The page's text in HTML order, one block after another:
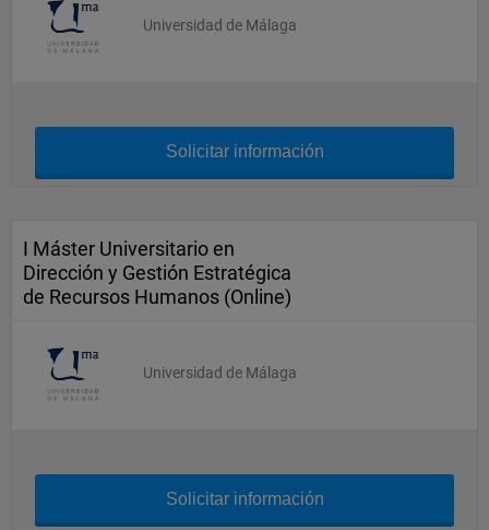
Universidad de Málaga
Solicitar información
I Máster Universitario en
Dirección y Gestión Estratégica
de Recursos Humanos (Online)
Universidad de Málaga
Solicitar información